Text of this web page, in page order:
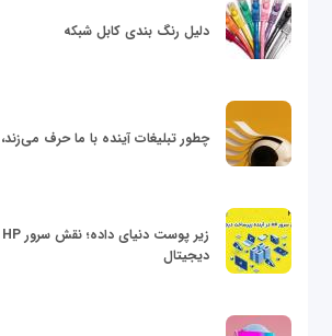
دلیل رنگ بندی کابل شبکه
چطور تبلیغات آینده با ما حرف
دیجیتال